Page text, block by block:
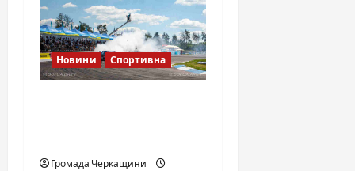
t
i
o
Новини Спортивна
Громада Черкащини